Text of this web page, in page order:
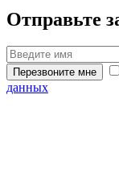
Отправьте
Перезвоните мне
данных